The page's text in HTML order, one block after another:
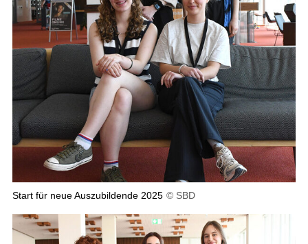
Start für neue Auszubildende 2025 © SBD